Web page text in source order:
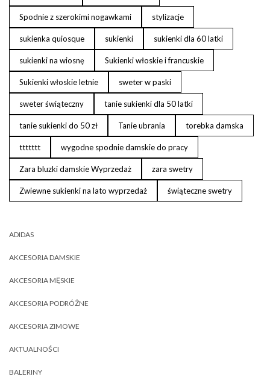
Spodnie z szerokimi nogawkami stylizacje
sukienka quiosque sukienki sukienki dla 60 latki
sukienki na wiosnę Sukienki włoskie i francuskie
Sukienki włoskie letnie sweter w paski
sweter świąteczny tanie sukienki dla 50 latki
tanie sukienki do 50 zł Tanie ubrania torebka damska
ttttttt wygodne spodnie damskie do pracy
Zara bluzki damskie Wyprzedaż zara swetry
Zwiewne sukienki na lato wyprzedaż świąteczne swetry
ADIDAS
AKCESORIA DAMSKIE
AKCESORIA MĘSKIE
AKCESORIA PODRÓŻNE
AKCESORIA ZIMOWE
AKTUALNOŚCI
BALERINY